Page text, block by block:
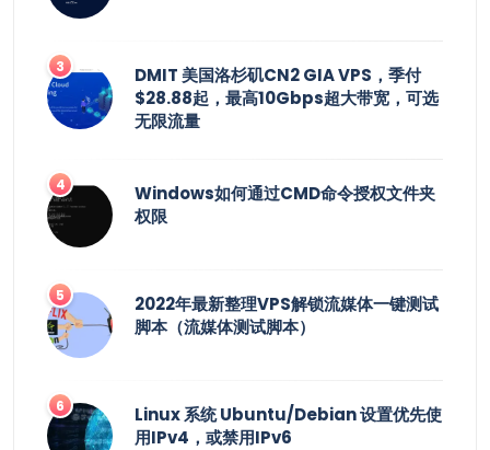
DMIT 美国洛杉矶CN2 GIA VPS，季付
$28.88起，最高10Gbps超大带宽，可选
无限流量
Windows如何通过CMD命令授权文件夹
权限
2022年最新整理VPS解锁流媒体一键测试
脚本（流媒体测试脚本）
Linux 系统 Ubuntu/Debian 设置优先使
用IPv4，或禁用IPv6